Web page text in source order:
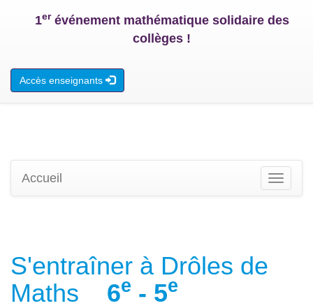
1erévénement mathématique solidaire des
collèges !
Accès enseignants
Toggle
Accueil
S'entraîner à Drôles de
Maths
6e - 5e